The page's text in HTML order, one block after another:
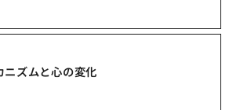
ニズムと心の変化